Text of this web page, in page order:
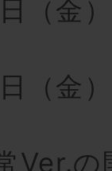
（金
（金
Ver.の